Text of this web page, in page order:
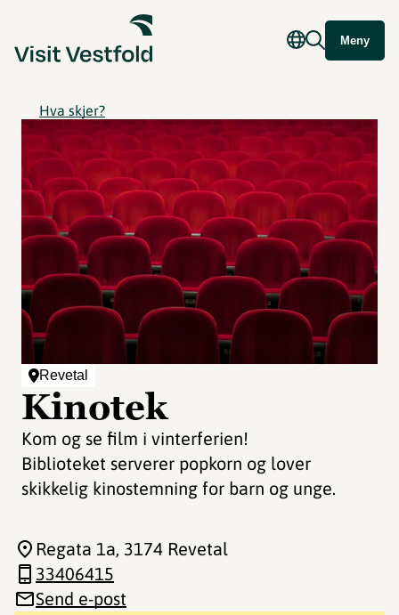
Meny
Hva skjer?
Revetal
Kinotek
Kom og se film i vinterferien!
Biblioteket serverer popkorn og lover
skikkelig kinostemning for barn og unge.
Regata 1a, 3174 Revetal
33406415
Send e-post